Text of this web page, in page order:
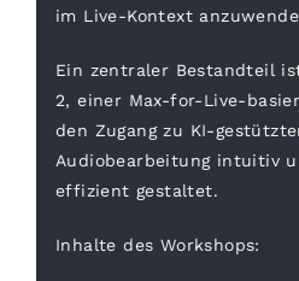
im Live-Kontext
Ein zentraler Bestandteil
2, einer Max-for-Live-
den Zugang zu KI-
Audiobearbeitung intuitiv
effizient gestaltet.
Inhalte des Workshops: